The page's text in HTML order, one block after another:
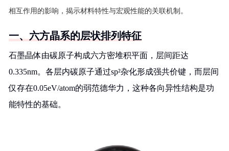
相互作用的影响，揭示材料特性与宏观性能的关联机制。
一、六方晶系的层状排列特征
石墨晶体由碳原子构成六方密堆积平面，层间距达
0.335nm。各层内碳原子通过sp²杂化形成强共价键，而层间
仅存在0.05eV/atom的弱范德华力，这种各向异性结构是功
能特性的基础。